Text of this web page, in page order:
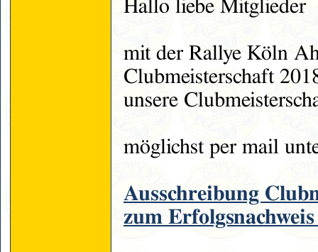
Hallo liebe Mitglieder
mit der Rallye Köln
Clubmeisterschaft
unsere
möglichst per mail
Ausschreibung
zum Erfolgsnachweis